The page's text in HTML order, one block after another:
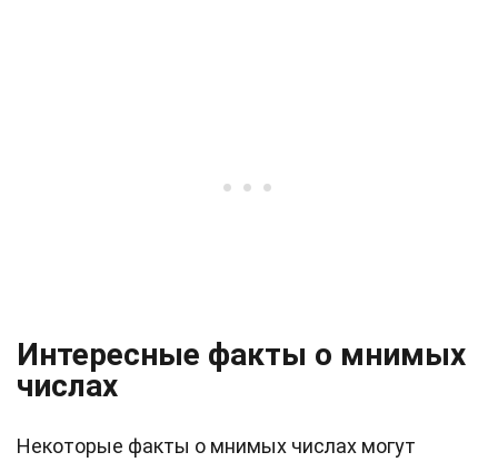
Интересные факты о мнимых
числах
Некоторые факты о мнимых числах могут